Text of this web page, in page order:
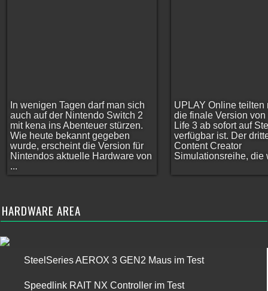
In wenigen Tagen darf man sich
auch auf der Nintendo Switch 2
mit kena ins Abenteuer stürzen.
Wie heute bekannt gegeben
wurde, erscheint die Version für
Nintendos aktuelle Hardware von
...
UPLAY Online teilten
die finale Version von
Life 3 ab sofort auf
verfügbar ist. Der
Content Creator
Simulationsreihe, die
HARDWARE AREA
SteelSeries AEROX 3 GEN2 Maus im Test
Speedlink RAIT NX Controller im Test